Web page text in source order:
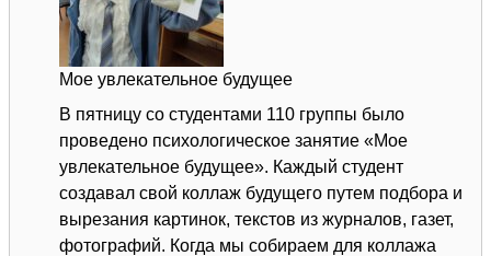
Мое увлекательное будущее
В пятницу со студентами 110 группы было
проведено психологическое занятие «Мое
увлекательное будущее». Каждый студент
создавал свой коллаж будущего путем подбора и
вырезания картинок, текстов из журналов, газет,
фотографий. Когда мы собираем для коллажа